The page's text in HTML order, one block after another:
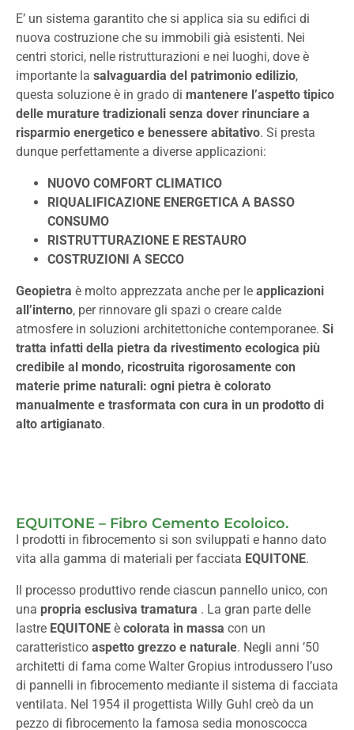
E’ un sistema garantito che si applica sia su edifici di
nuova costruzione che su immobili già esistenti. Nei
centri storici, nelle ristrutturazioni e nei luoghi, dove è
importante la salvaguardia del patrimonio edilizio,
questa soluzione è in grado di mantenere l’aspetto tipico
delle murature tradizionali senza dover rinunciare a
risparmio energetico e benessere abitativo. Si presta
dunque perfettamente a diverse applicazioni:
NUOVO COMFORT CLIMATICO
RIQUALIFICAZIONE ENERGETICA A BASSO
CONSUMO
RISTRUTTURAZIONE E RESTAURO
COSTRUZIONI A SECCO
Geopietra è molto apprezzata anche per le applicazioni
all’interno, per rinnovare gli spazi o creare calde
atmosfere in soluzioni architettoniche contemporanee. Si
tratta infatti della pietra da rivestimento ecologica più
credibile al mondo, ricostruita rigorosamente con
materie prime naturali: ogni pietra è colorato
manualmente e trasformata con cura in un prodotto di
alto artigianato.
EQUITONE – Fibro Cemento Ecoloico.
I prodotti in fibrocemento si son sviluppati e hanno dato
vita alla gamma di materiali per facciata EQUITONE.
Il processo produttivo rende ciascun pannello unico, con
una propria esclusiva tramatura . La gran parte delle
lastre EQUITONE è colorata in massa con un
caratteristico aspetto grezzo e naturale. Negli anni ’50
architetti di fama come Walter Gropius introdussero l’uso
di pannelli in fibrocemento mediante il sistema di facciata
ventilata. Nel 1954 il progettista Willy Guhl creò da un
pezzo di fibrocemento la famosa sedia monoscocca